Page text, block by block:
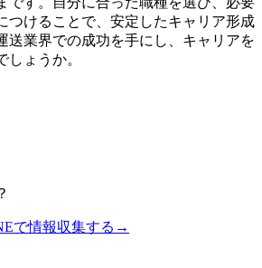
つけることで、安定したキャリア形成
送業界での成功を手にし、キャリアを
しょうか。
で情報収集する →